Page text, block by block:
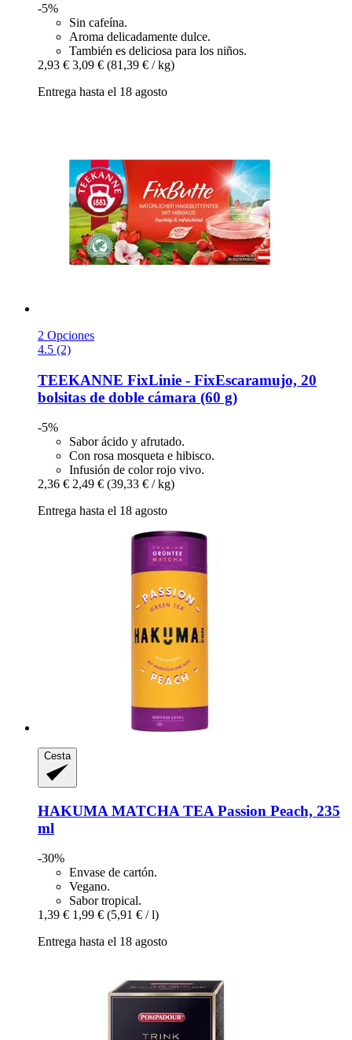
-5%
Sin cafeína.
Aroma delicadamente dulce.
También es deliciosa para los niños.
2,93 € 3,09 € (81,39 € / kg)
Entrega hasta el 18 agosto
2 Opciones
4.5 (2)
TEEKANNE FixLinie -​ FixEscaramujo, 20
bolsitas de doble cámara (60 g)
-5%
Sabor ácido y afrutado.
Con rosa mosqueta e hibisco.
Infusión de color rojo vivo.
2,36 € 2,49 € (39,33 € / kg)
Entrega hasta el 18 agosto
Cesta
HAKUMA MATCHA TEA Passion Peach, 235
ml
-30%
Envase de cartón.
Vegano.
Sabor tropical.
1,39 € 1,99 € (5,91 € / l)
Entrega hasta el 18 agosto